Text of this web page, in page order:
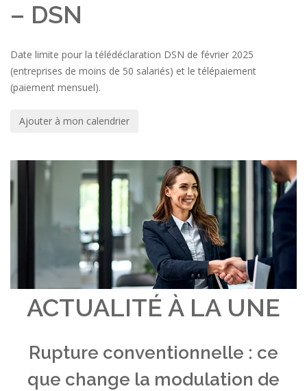
– DSN
Date limite pour la télédéclaration DSN de février 2025
(entreprises de moins de 50 salariés) et le télépaiement
(paiement mensuel).
Ajouter à mon calendrier
ACTUALITÉ À LA UNE
Rupture conventionnelle : ce
que change la modulation de